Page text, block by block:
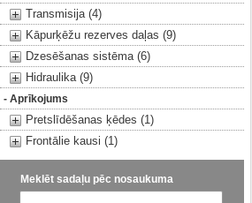
Transmisija (4)
Kāpurķēžu rezerves daļas (9)
Dzesēšanas sistēma (6)
Hidraulika (9)
- Aprīkojums
Pretslīdēšanas ķēdes (1)
Frontālie kausi (1)
Meklēt sadaļu pēc nosaukuma